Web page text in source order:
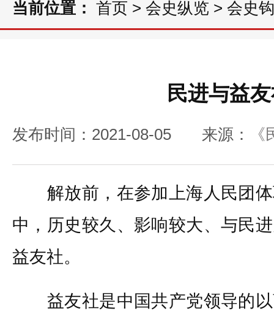
当前位置： 首页 > 会史纵览 > 会史
民进与益
发布时间：2021-08-05 来源：
解放前，在参加上海人民团体
中，历史较久、影响较大、与民
益友社。
益友社是中国共产党领导的以